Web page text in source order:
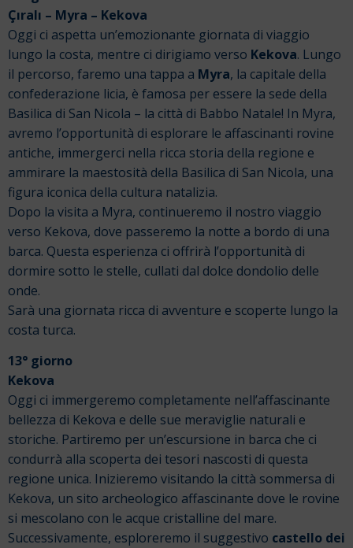
Çıralı – Myra – Kekova
Oggi ci aspetta un’emozionante giornata di viaggio
lungo la costa, mentre ci dirigiamo verso Kekova. Lungo
il percorso, faremo una tappa a Myra, la capitale della
confederazione licia, è famosa per essere la sede della
Basilica di San Nicola – la città di Babbo Natale! In Myra,
avremo l’opportunità di esplorare le affascinanti rovine
antiche, immergerci nella ricca storia della regione e
ammirare la maestosità della Basilica di San Nicola, una
figura iconica della cultura natalizia.
Dopo la visita a Myra, continueremo il nostro viaggio
verso Kekova, dove passeremo la notte a bordo di una
barca. Questa esperienza ci offrirà l’opportunità di
dormire sotto le stelle, cullati dal dolce dondolio delle
onde.
Sarà una giornata ricca di avventure e scoperte lungo la
costa turca.
13° giorno
Kekova
Oggi ci immergeremo completamente nell’affascinante
bellezza di Kekova e delle sue meraviglie naturali e
storiche. Partiremo per un’escursione in barca che ci
condurrà alla scoperta dei tesori nascosti di questa
regione unica. Inizieremo visitando la città sommersa di
Kekova, un sito archeologico affascinante dove le rovine
si mescolano con le acque cristalline del mare.
Successivamente, esploreremo il suggestivo castello dei